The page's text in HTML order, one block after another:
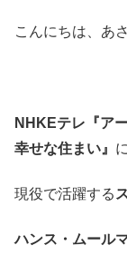
こんにちは、あ
NHKEテレ『
幸せな住まい 』
現役で活躍する
ハンス・ムール